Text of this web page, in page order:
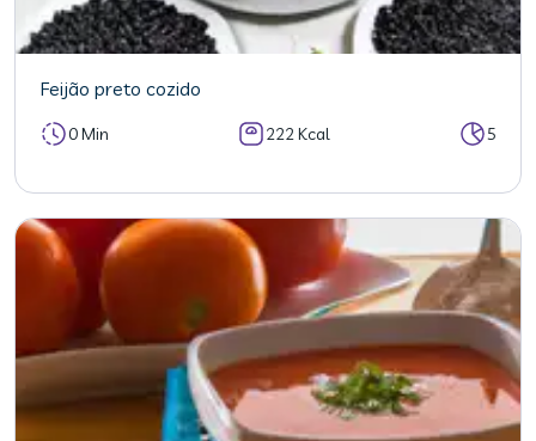
Feijão preto cozido
0 Min 222 Kcal 5